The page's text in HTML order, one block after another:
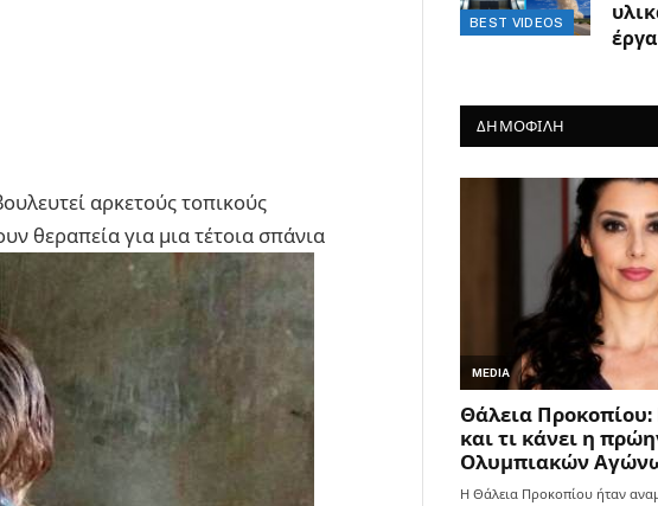
αρκετούς τοπικούς
θεραπεία για μια τέτοια σπάνια
BEST VIDEOS
ΔΗΜΟΦΙΛΗ